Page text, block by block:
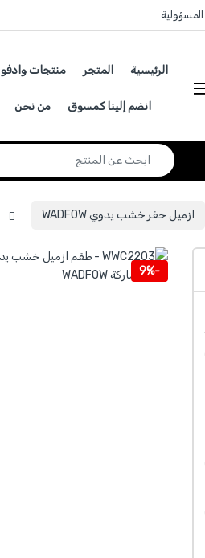
الرئيسية المتجر منتجات وادفو
انضم إلينا كمسوق من نحن
Search for:
ازميل حفر خشب يدوي WADFOW
-
9%